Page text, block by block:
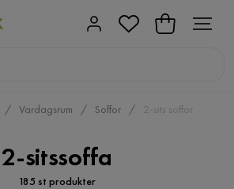
Vardagsrum Soffor 2-sits soffor
2-sitssoffa
185 st produkter